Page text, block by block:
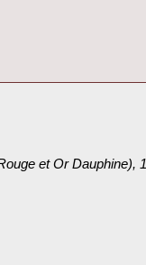
et Or Dauphine),